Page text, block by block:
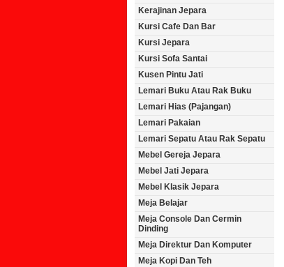
Kerajinan Jepara
Kursi Cafe Dan Bar
Kursi Jepara
Kursi Sofa Santai
Kusen Pintu Jati
Lemari Buku Atau Rak Buku
Lemari Hias (Pajangan)
Lemari Pakaian
Lemari Sepatu Atau Rak Sepatu
Mebel Gereja Jepara
Mebel Jati Jepara
Mebel Klasik Jepara
Meja Belajar
Meja Console Dan Cermin
Dinding
Meja Direktur Dan Komputer
Meja Kopi Dan Teh